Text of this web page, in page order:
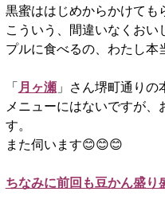
黒蜜ははじめからかけても
こういう、間違いなくおい
プルに食べるの、わたし本
「 月ヶ瀬」さん堺町通りの
メニューにはないですが、
す。
また伺います😊😊😊
ちなみに前回も豆かん盛り